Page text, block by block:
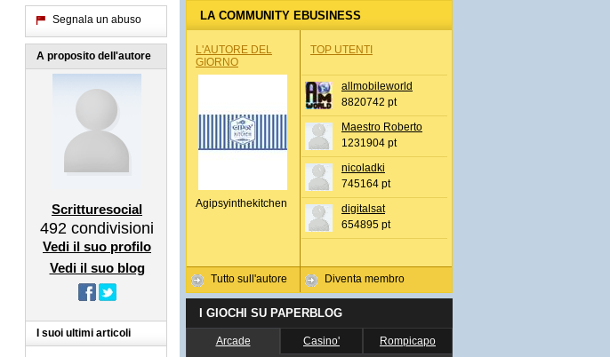
Segnala un abuso
A proposito dell'autore
Scritturesocial
492 condivisioni
Vedi il suo profilo
Vedi il suo blog
I suoi ultimi articoli
LA COMMUNITY EBUSINESS
L'AUTORE DEL
GIORNO
Agipsyinthekitchen
Tutto sull'autore
TOP UTENTI
allmobileworld
8820742 pt
Maestro Roberto
1231904 pt
nicoladki
745164 pt
digitalsat
654895 pt
Diventa membro
I GIOCHI SU PAPERBLOG
Arcade Casino' Rompicapo